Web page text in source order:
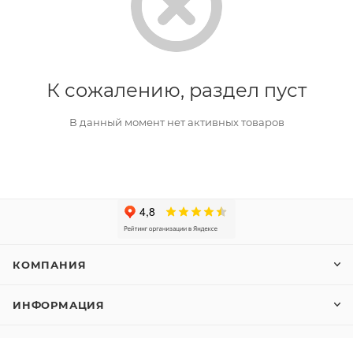
К сожалению, раздел пуст
В данный момент нет активных товаров
КОМПАНИЯ
ИНФОРМАЦИЯ